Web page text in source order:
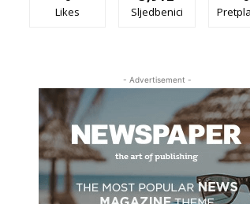
Likes Sljedbenici
- Advertisement -